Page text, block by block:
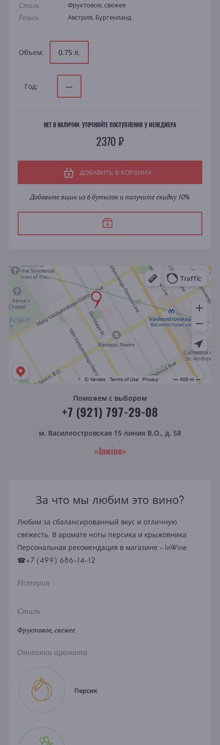
Стиль Фруктовое, свежее
Регион Австрия, Бургенланд
Объем: 0.75 л.
Год: —
НЕТ В НАЛИЧИИ. УТОЧНЯЙТЕ ПОСТУПЛЕНИЯ У МЕНЕДЖЕРА
2370 ₽
ДОБАВИТЬ В КОРЗИНУ
Добавьте ящик из 6 бутылок и получите скидку 10%
Поможем с выбором
+7 (921) 797-29-08
м. Василеостровская 15 линия В.О., д. 58
«Inwine»
За что мы любим это вино?
Любим за сбалансированный вкус и отличную
свежесть. В аромате ноты персика и крыжовника.
Персональная рекомендация в магазине - InWine
☎+7 (499) 686-14-12
История
Стиль
Фруктовое, свежее
Оттенки аромата
Персик